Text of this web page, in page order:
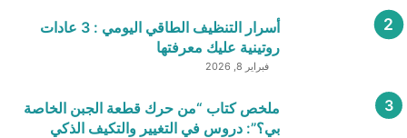
أسرار التنظيف الطاقي اليومي : 3 عادات
روتينية عليك معرفتها
فبراير 8, 2026
ملخص كتاب “من حرك قطعة الجبن الخاصة
بي؟”: دروس في التغيير والتكيف الذكي